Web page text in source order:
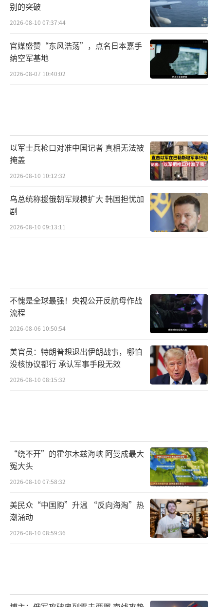
别的突破
2026-08-10 07:37:44
官媒盛赞“东风浩荡”，点名日本嘉手
纳空军基地
2026-08-07 10:40:02
以军士兵枪口对准中国记者 真相无法被
掩盖
2026-08-10 10:12:32
乌总统称援俄朝军规模扩大 韩国担忧加
剧
2026-08-10 09:13:11
不愧是全球最强！央视公开反航母作战
流程
2026-08-06 10:50:54
美官员：特朗普想退出伊朗战事，哪怕
没核协议都行 承认军事手段无效
2026-08-10 08:15:32
“绕不开”的霍尔木兹海峡 阿曼成最大
冤大头
2026-08-10 07:58:32
美民众“中国购”升温 “反向海淘”热
潮涌动
2026-08-10 08:59:36